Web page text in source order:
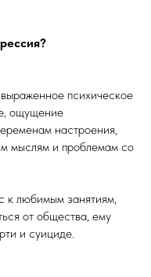
психическое
ощущение
настроения,
мыслям и проблемам со
к любимым занятиям,
от общества, ему
и суициде.